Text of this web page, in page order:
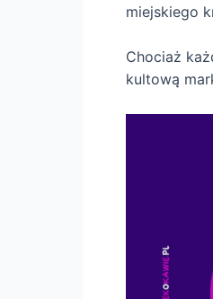
miejskiego
Chociaż
kultową